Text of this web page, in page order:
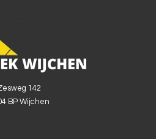
142
BP Wijchen